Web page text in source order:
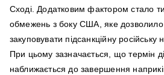
Сході. Додатковим фактором стало
обмежень з боку США, яке
закуповувати підсанкційну російську
При цьому зазначається, що термін
наближається до завершення